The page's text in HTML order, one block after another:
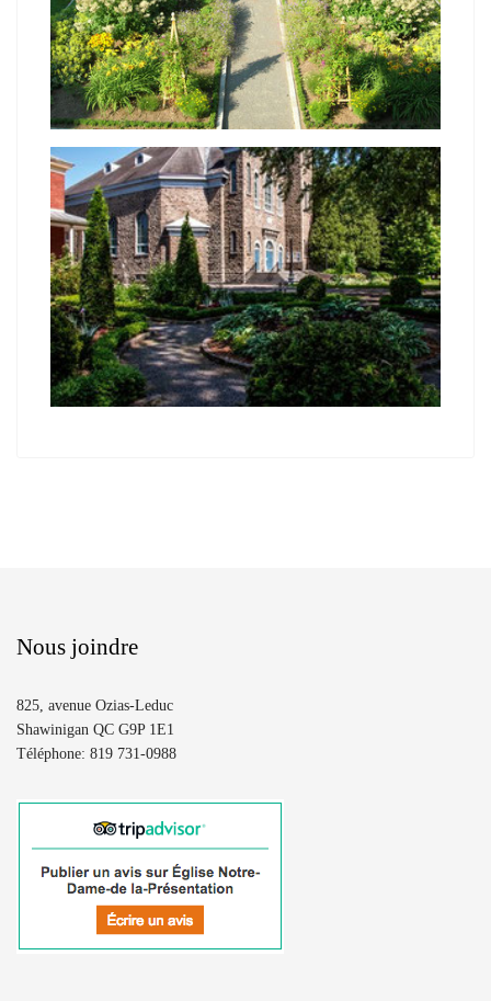
Nous joindre
825, avenue Ozias-Leduc
Shawinigan QC G9P 1E1
Téléphone: 819 731-0988